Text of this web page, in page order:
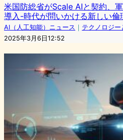
米国防総省がScale AIと契約、
導入-時代が問いかける新しい倫
AI（人工知能）ニュース ｜ テクノロジ
2025年3月6日12:52